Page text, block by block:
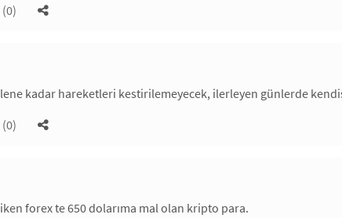
(0)
kadar hareketleri kestirilemeyecek, ilerleyen günlerde
(0)
forex te 650 dolarıma mal olan kripto para.